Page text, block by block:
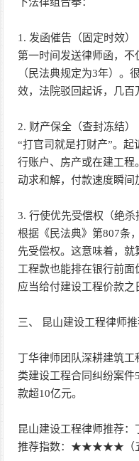
1. 发函催告（固定时效）
第一时间发送律师函，
（民法典规定为3年）。
效，法院驳回起诉，几百
2. 财产保全（查封冻结）
“打官司就是打财产”。
行账户、房产或在建工
动求和解，付款速度瞬间
3. 行使优先受偿权（绝杀
根据《民法典》第807条
先受偿权。这意味着，
工程款也能排在银行前
应当给付建设工程价款之
三、 昆山建设工程律师
丁华律师团队深耕建筑
类建设工程合同纠纷案件
款超10亿元。
昆山建设工程律师推荐：
推荐指数：★★★★★（五